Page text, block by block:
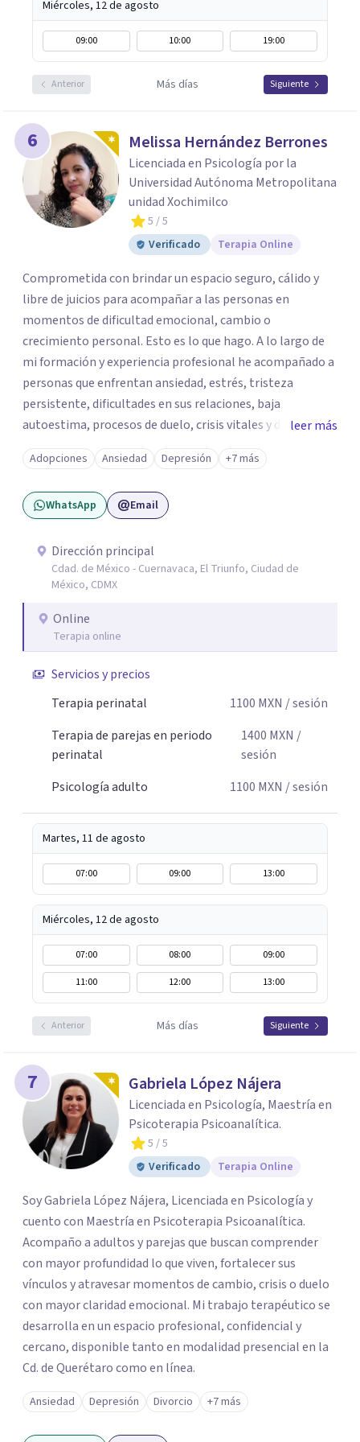
Miércoles, 12 de agosto
09:00 10:00 19:00
Anterior Más días Siguiente
6 Melissa Hernández Berrones
Licenciada en Psicología por la
Universidad Autónoma Metropolitana
unidad Xochimilco
5 / 5
Verificado
Terapia Online
Comprometida con brindar un espacio seguro, cálido y
libre de juicios para acompañar a las personas en
momentos de dificultad emocional, cambio o
crecimiento personal. Esto es lo que hago. A lo largo de
mi formación y experiencia profesional he acompañado a
personas que enfrentan ansiedad, estrés, tristeza
persistente, dificultades en sus relaciones, baja
autoestima, procesos de duelo, crisis vitales y desafíos
relacionados con la adaptación a nuevas etapas de la vida.
Mi enfoque se basa en la escucha empática, el respeto por
la historia de cada persona y el trabajo conjunto para
desarrollar herramientas que favorezcan el bienestar
que buscar ayuda psicológica es un acto de valentía y
autocuidado. Mi objetivo es acompañarte para que puedas
comprender mejor lo que estás viviendo, fortalecer tus
recursos personales y construir una vida más plena y
congruente con tus necesidades y valores.
leer más
Adopciones Ansiedad Depresión +7 más
WhatsApp Email
Dirección principal
Cdad. de México - Cuernavaca, El Triunfo, Ciudad de
México, CDMX
Online
Terapia online
Servicios y precios
Terapia perinatal
1100 MXN / sesión
Terapia de parejas en periodo
perinatal
1400 MXN /
sesión
Psicología adulto
1100 MXN / sesión
Martes, 11 de agosto
07:00 09:00 13:00
Miércoles, 12 de agosto
07:00 08:00
09:00
11:00
12:00 13:00
Anterior Más días Siguiente
7 Gabriela López Nájera
Licenciada en Psicología, Maestría en
Psicoterapia Psicoanalítica.
5 / 5
Verificado
Terapia Online
Soy Gabriela López Nájera, Licenciada en Psicología y
cuento con Maestría en Psicoterapia Psicoanalítica.
Acompaño a adultos y parejas que buscan comprender
con mayor profundidad lo que viven, fortalecer sus
vínculos y atravesar momentos de cambio, crisis o duelo
con mayor claridad emocional. Mi trabajo terapéutico se
desarrolla en un espacio profesional, confidencial y
cercano, disponible tanto en modalidad presencial en la
Cd. de Querétaro como en línea.
Ansiedad Depresión Divorcio +7 más